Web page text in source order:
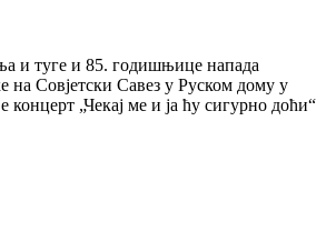
и туге и 85. годишњице напада
на Совјетски Савез у Руском дому у
концерт „Чекај ме и ја ћу сигурно доћи“